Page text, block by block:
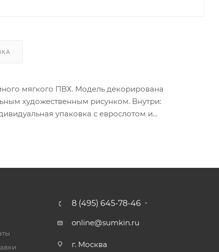
мягкого ПВХ. Модель декорирована
художественным рисунком. Внутри:
упаковка с еврослотом и
8 (495) 645-78-46
online@sumkin.ru
г. Москва